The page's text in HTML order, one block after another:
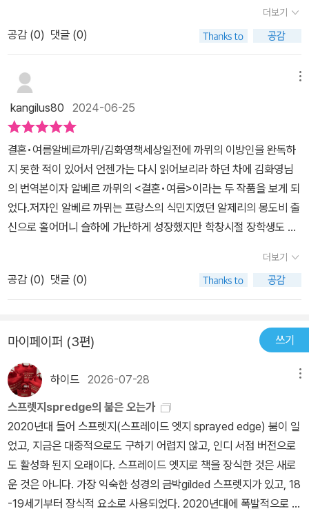
불행이니까.우리는 오늘날 모두가 그 불행으로 죽어가고 있다. 피와
증오가 심장 자체를 말려 죽이기 때문이다. 티파자에서 돌아오다 p.1
66또 수평선과 함께 외톨이가 된 우리. 파도는 하나하나, 참을성 있
게, 눈에 보이지 않는 동쪽에서 온다. 우리 있는 데까지 왔다가는 또
참을성 있게 미지의 서쪽으로 하나하나 다시 떠나간다. 시작도 없고
끝도 없는 기나긴 전진…. 시냇물과 강물은 지나가지만 바다는 지나가
고도 머문다. 바로 이렇게 일편단심으로, 덧없이, 사랑해야 하리라. 나
는 바다와 결혼한다. 가장 가까운 바다 p.176'사랑하지 않는 것은 불
행'이라는 카뮈의 문장은 '지금 사랑하지 않는 자 모두 유죄'라는 문
장이 생각난다. 사랑하지 않기에 그 불행으로 죽어간다는 그의 표현
은 세월의 흐름을 넘어서도 여전히 우리의 삶과 맞닿아 있다. 우리의
삶에 사랑이 있으면 제아무리 퍽퍽한 인생일지라도 조금은 숨통이 트
느껴지는 산문집 《결혼 · 여름》을 읽으며 무더워지는 이 계절 찬란한
태양 아래 '고독'에 대해 사유해 보면 어떨까.
면적 갈등을 겪고 있는 삶을 살고 있다. 그러면서도 인생의 로맨스는
적절히 있다. 어쩌면 카위의 에세가 주는 불편함이 사회에 던지는 일
리 상업적 구성은 아니지만 역시 고전 문학의 향기와 매력을 무시할
수 없었다.한 번의 독서로 완전히 이해했다고 감히 말할 수 없다. 다시
읽으면 또 다른 깨달음을 분명 줄 것 같다. 불완전한 현대 소설과는 다
른 진한 메시지를 주는 이 책을 추천한다. -이 글은 출판사로부터 도
서를 협찬받아 주관적인 견해로 작성했습니다.-
고, 노벨문학상까지도 수상한 업적이 있다.불우했던 가정 속에서 태
어났지만, 학교에서는 선생님들의 총애를 받으며 자신의 재능을 키울
수 있었다고 한다. 결혼과 여름. 공통점이라고는 찾아볼 수 없을 법한
단어들의 결합이다. 1939년에 출간되었던 도서 #결혼 과 1954년에
었다.내가 처음 저자를 알게 되었던 건 소설류의 서적이었는데, 에세
이집이라니, 조금은 색다르게 느껴지기도 했다. 사실 알베르 카뮈의
전 작품들을 읽어봤을 때 쉽게 술술 잘 읽히는 도서는 아니었다. 한참
사색에 잠기게 했던 도서. 이방인이라는 도서를 접하게 되었던 계기
도 지인의 추천이었는데, 문장들이 눈에 잘 들어오질 않아 몇 번이나
덮었던 도서였는데, 어느 정도의 페이지 수를 넘기다 보니, 책이 출간
된 당시의 시대와는 약간의 차이가 있어 처음에는 거부감이 있었는
데, 어쩌면 점점 삭막해져가는 현대사회에서 잠시나마 떨어져서 나
자신에 대해서 고뇌해 볼 수 있는 시간이지 않았나 생각이 든다. 책의
껴졌다. 하지만 알베르 카뮈 작품만의 강한 특징이라 한다면, 한 문장
문장들 그리고 단어들이 한 번에 쏙! 이해하는 것은 쉽지 않지만, 여러
번 읽고, 단어 하나하나들을 해석하려 고민하다 보면 그의 철학을 깨
우칠 수 있다는 것!글을 읽으면서 더 많은 고민을 하고 고뇌를 하게 되
면서 책의 전권을 다 읽는 것에는 시간이 소요될 수 있지만, 여러 번
읽다 보면 깔끔하게 책의 스토리들이 정리가 된다는 것이 알베르 카
뮈의 강점이 아닐까?* 출판사로부터 도서를 제공받아 작성한 후기입
니다.
더보기
공감 (0) 댓글 (0)
kangilus80 2024-06-25
결혼•여름알베르까뮈/김화영책세상일전에 까뮈의 이방인을 완독하
지 못한 적이 있어서 언젠가는 다시 읽어보리라 하던 차에 김화영님
의 번역본이자 알베르 까뮈의 <결혼•여름>이라는 두 작품을 보게 되
었다.저자인 알베르 까뮈는 프랑스의 식민지였던 알제리의 몽도비 출
신으로 홀어머니 슬하에 가난하게 성장했지만 학창시절 장학생도 되
한다. 다소 건강 문제가 있었다하며 교수직을 맡지 못한 일도 있지만
1942년에 <이방인> 으로 이름을 알렸고 <시지프신화>, <칼리굴라
>, <페스트> 등 다양한 작품 활동을 하였다. 1957년에는 노벨문학
도 숨을 거두었다.알베르 까뮈의 사상적 스승인 장 그르니에는 프랑
스의 철학자이자 작가이다. 젊은 시절의 알베르 카뮈에게 큰 영향을
준 작가이며, 주요 작품으로는 <지중해의 영감>, <섬>, <상상의 섬
인도> 등이 있다. 국내에서는 1989년부터 몇 년에 걸쳐 장 그르니에
의 전집을 번역 간행하기도 했다.역자인 김화영님은 서울대 불문과
출신으로 프랑스 대학교에서 알베르까뮈 연구로 박사학위를 받았다.
프랑스문학번역가로 문학평론가로 활동하며 1999년에 최고 프랑스
문학번역가로 선정되기도 했다. 현 고려대학교 명예교수로 다수 서적
을 집필하고 <알베르 까뮈 전집> 등 다수 외국문학서를 번역하였다.
더보기
공감 (0) 댓글 (0)
마이페이퍼 (3편) 쓰기
하이드 2026-07-28
스프렛지spredge의 붐은 오는가
2020년대 들어 스프렛지(스프레이드 엣지 sprayed edge) 붐이 일
었고, 지금은 대중적으로도 구하기 어렵지 않고, 인디 서점 버전으로
도 활성화 된지 오래이다. 스프레이드 엣지로 책을 장식한 것은 새로
운 것은 아니다. 가장 익숙한 성경의 금박gilded 스프렛지가 있고, 18
-19세기부터 장식적 요소로 사용되었다. 2020년대에 폭발적으로 부